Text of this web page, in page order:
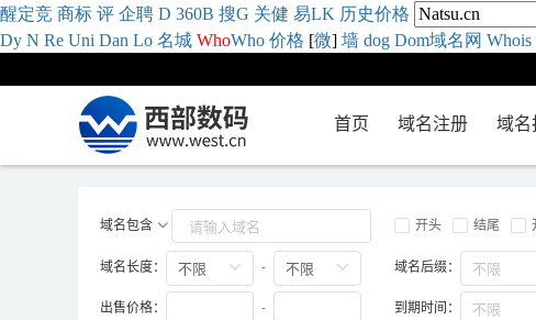
醒定竞 商标 评 企聘 D 360B 搜G 关健 易LK 历史价格
Dy N Re Uni Dan Lo 名城 WhoWho 价格 [微] 墙 dog Dom域名网 Whois